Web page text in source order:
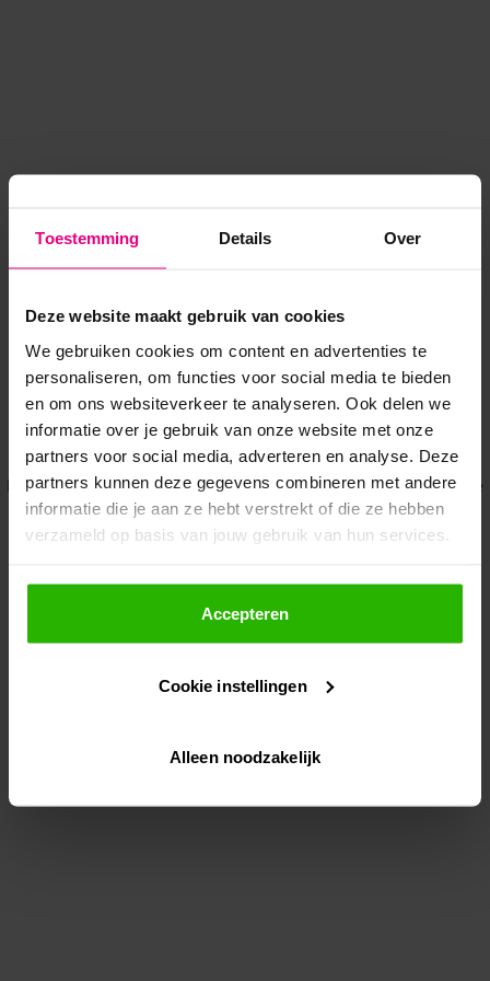
Toestemming Details Over
Deze website maakt gebruik van cookies
We gebruiken cookies om content en advertenties te
personaliseren, om functies voor social media te bieden
en om ons websiteverkeer te analyseren. Ook delen we
informatie over je gebruik van onze website met onze
partners voor social media, adverteren en analyse. Deze
partners kunnen deze gegevens combineren met andere
informatie die je aan ze hebt verstrekt of die ze hebben
verzameld op basis van jouw gebruik van hun services.
Als je op "Accepteer" klikt, dan geef je Voordeeluitjes.nl
toestemming om cookies voor social media en
gepersonaliseerde advertenties te plaatsen.
Lees hier meer over in onsprivacybeleid
Via "Cookie instellingen" kun je ook zelf instellen welke
Accepteren
Cookie instellingen
Alleen noodzakelijk
Application error: a client-side exception has occurred while
loadingwww.voordeeluitjes.nl (see the browser console for more
information).